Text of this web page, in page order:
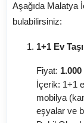
Aşağıda Malatya
bulabilirsiniz:
1+1 Ev
Fiyat:
İçerik: 1+1
mobilya
eşyalar ve